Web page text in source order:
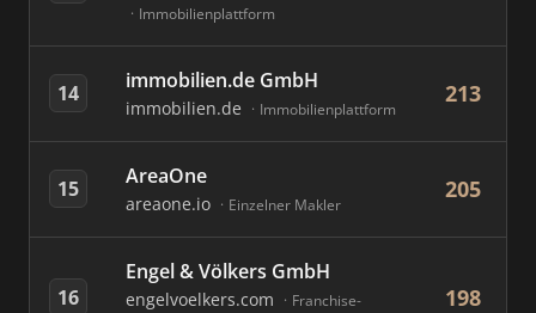
Immobilienplattform
14 immobilien.de GmbH
immobilien.de Immobilienplattform
213
15 AreaOne
areaone.io Einzelner Makler
205
16
Engel & Völkers GmbH
engelvoelkers.com
Franchise-
198